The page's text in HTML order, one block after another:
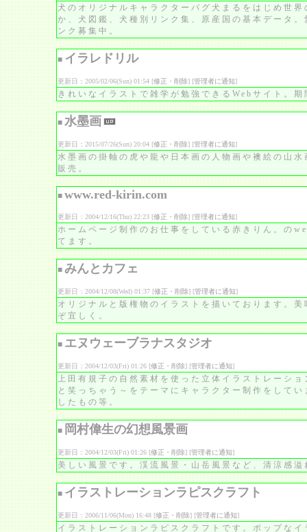
犬のオリジナルキャラクターパグ犬まるをはじめ世
か、犬図鑑、犬種別リンク集、原産国の基本データ
ンク募集中。
■ イラレドリル
更新日：2005/02/06(Sun) 01:54 [修正・削除] [管理者に通知]
きれいなイラストで雑学が勉強できるWebサイト。
■ 水墨画
更新日：2015/07/26(Sun) 20:04 [修正・削除] [管理者に通知]
水墨画の掛軸の虎や龍や日本画の人物画や襖絵の山
販売。
■ www.red-kirin.com
更新日：2004/12/16(Thu) 22:23 [修正・削除] [管理者に通知]
ホームページ制作のお仕事をしている赤きりん。の
てます。
■ みんとカフェ
更新日：2004/12/08(Wed) 01:37 [修正・削除] [管理者に通知]
オリジナルと版権物のイラストを描いております。
ぞ宜しく。
■ エヌウェーブラナスタジオ
更新日：2004/12/03(Fri) 01:26 [修正・削除] [管理者に通知]
上田有規子の自然素材を使った立体イラストレーシ
と笑っちゃう～をテーマにキャラクター制作をして
したもの等。
■ 岡村偉生の幻想風景画
更新日：2004/12/03(Fri) 01:26 [修正・削除] [管理者に通知]
美しい風景です。渓流風景・山岳風景など、清涼感
■ イラストレーションラピスクラフト
更新日：2006/11/06(Mon) 16:48 [修正・削除] [管理者に通知]
イラストレーションラピスクラフトです。ポップな